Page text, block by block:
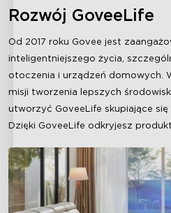
Rozwój GoveeLife
Od 2017 roku Govee jest
inteligentniejszego życia,
otoczenia i urządzeń domowych.
misji tworzenia lepszych
utworzyć GoveeLife skupiające
Dzięki GoveeLife odkryjesz